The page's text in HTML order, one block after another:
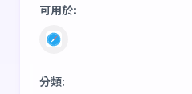
可用於:
分類: